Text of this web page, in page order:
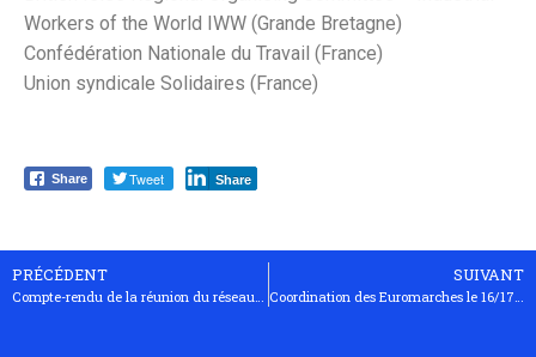
Workers of the World IWW (Grande Bretagne)
Confédération Nationale du Travail (France)
Union syndicale Solidaires (France)
Share Tweet Share
PRÉCÉDENT
Compte-rendu de la réunion du réseau des Euromarches à Berlin le 29.01.2010
SUIVANT
Coordination des Euromarches le 16/17/18 avril 2010 à Bruxelles